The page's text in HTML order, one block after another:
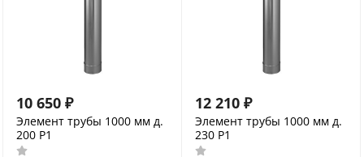
10 650 ₽
Элемент трубы 1000 мм д.
200 P1
12 210 ₽
Элемент трубы 1000 мм д.
230 P1